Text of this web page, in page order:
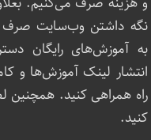
نگه داشتن وب‌سایت صرف
به آموزش‌های رایگان
انتشار لینک‌ آموزش‌ها و
راه همراهی کنید. همچنین
کنید.